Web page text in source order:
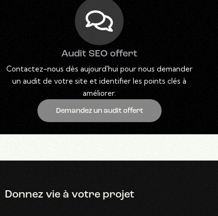
Audit SEO offert
Contactez-nous dès aujourd'hui pour nous demander
un audit de votre site et identifier les points clés à
améliorer.
Demandez un audit offert
Donnez vie à votre projet